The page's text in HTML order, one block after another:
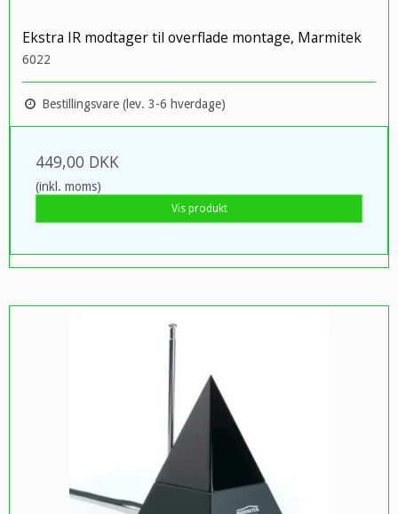
Ekstra IR modtager til overflade montage, Marmitek
6022
Bestillingsvare (lev. 3-6 hverdage)
449,00 DKK
(inkl. moms)
Vis produkt